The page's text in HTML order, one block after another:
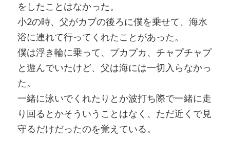
をしたことはなかった。
小2の時、父がカブの後ろに僕を乗せて、海水
浴に連れて行ってくれたことがあった。
僕は浮き輪に乗って、プカプカ、チャプチャプ
と遊んでいたけど、父は海には一切入らなかっ
た。
一緒に泳いでくれたりとか波打ち際で一緒に走
り回るとかそういうことはなく、ただ近くで見
守るだけだったのを覚えている。